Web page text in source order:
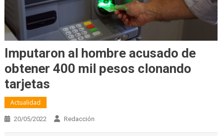
Imputaron al hombre acusado de
obtener 400 mil pesos clonando
tarjetas
Actualidad
20/05/2022 Redacción